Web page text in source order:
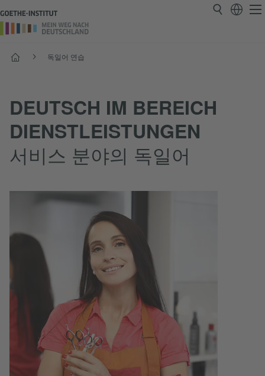
시작 독일어 연습
DEUTSCH IM BEREICH
DIENSTLEISTUNGEN
서비스 분야의 독일어